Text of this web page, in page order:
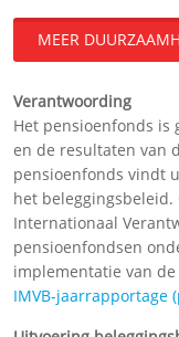
MEER
Verantwoording
Het pensioenfonds is
en de resultaten van
pensioenfonds vindt
het
Internationaal
pensioenfondsen
implementatie van
IMVB-jaarrapportage